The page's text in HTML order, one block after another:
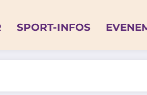
SPORT-INFOS